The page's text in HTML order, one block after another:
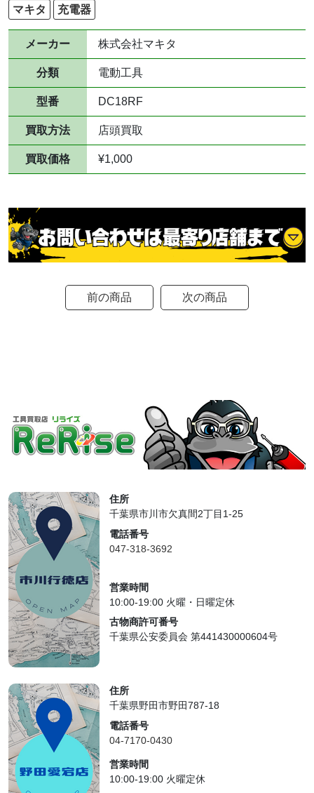
マキタ 充電器
メーカー 株式会社マキタ
分類 電動工具
型番 DC18RF
買取方法 店頭買取
買取価格 ¥1,000
前の商品 次の商品
住所
千葉県市川市欠真間2丁目1-25
電話番号
047-318-3692
営業時間
10:00-19:00 火曜・日曜定休
古物商許可番号
千葉県公安委員会 第441430000604号
住所
千葉県野田市野田787-18
電話番号
04-7170-0430
営業時間
10:00-19:00 火曜定休